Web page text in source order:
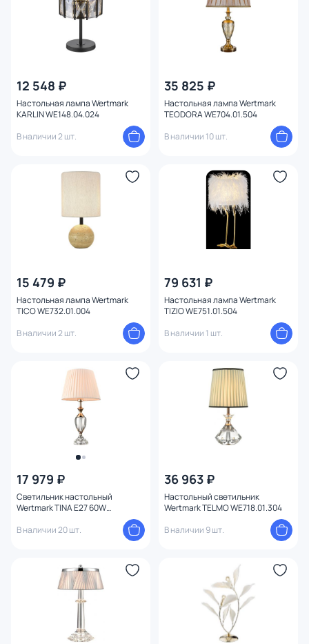
12 548 ₽
Настольная лампа Wertmark
KARLIN WE148.04.024
В наличии 2 шт.
35 825 ₽
Настольная лампа Wertmark
TEODORA WE704.01.504
В наличии 10 шт.
15 479 ₽
Настольная лампа Wertmark
TICO WE732.01.004
В наличии 2 шт.
79 631 ₽
Настольная лампа Wertmark
TIZIO WE751.01.504
В наличии 1 шт.
17 979 ₽
Светильник настольный
Wertmark TINA E27 60W
В наличии 20 шт.
36 963 ₽
Настольный светильник
Wertmark TELMO WE718.01.304
В наличии 9 шт.
Материал плафона
Материал
Цвет арматуры
Цвет плафона
Длина (мм)
Количество ламп
Цвет свечения
Тип помещения
Назначение
Форма
Вид рассеивателя
Форма плафона
Количество плафонов
Оформление